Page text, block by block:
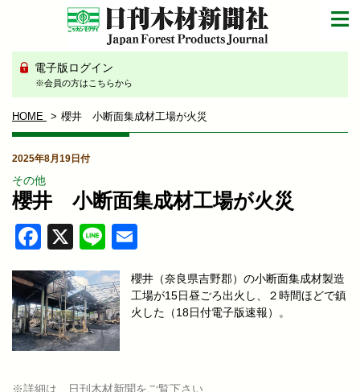
電子版ログイン
※会員の方はこちらから
HOME 櫻井 小断面集成材工場が火災
2025年8月19日付
その他
櫻井 小断面集成材工場が火災
Facebook
X Line
櫻井（奈良県吉野郡）の小断面集成材製造
工場が15日昼ごろ出火し、２時間ほどで鎮
火した（18日付電子版速報）。
※詳細は、日刊木材新聞をご覧下さい